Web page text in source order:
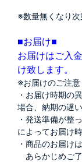
※数量無くなり次
■お届け■
お届けはご入
け致します。
※お届けのご注意
・お届け時期の
場合、納期の遅
・発送準備が整
によってお届け
・商品のお届け
あらかじめご了